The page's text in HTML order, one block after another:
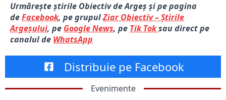
Urmărește știrile Obiectiv de Argeș și pe pagina
deFacebook, pe grupulZiar Obiectiv – Știrile
Argeșului, pe Google News, pe Tik Toksau direct pe
canalul de WhatsApp
Distribuie pe Facebook
Evenimente